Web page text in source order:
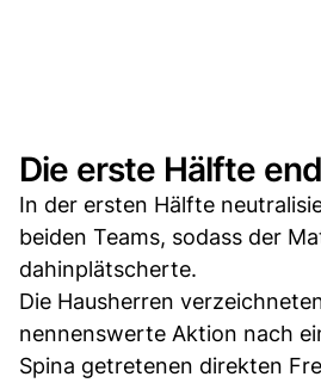
Die erste Hälfte
In der ersten Hälfte
beiden Teams, sodass der
dahinplätscherte.
Die Hausherren
nennenswerte Aktion nach
Spina getretenen direkten